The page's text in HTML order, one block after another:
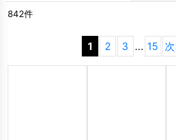
絞り込む
842件
1 2 3 ... 15 次